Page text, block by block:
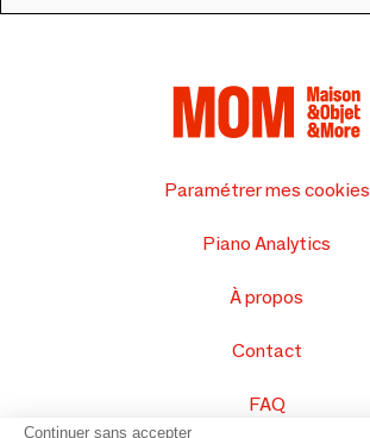
Paramétrer mes cookies
Piano Analytics
À propos
Contact
FAQ
Continuer sans accepter